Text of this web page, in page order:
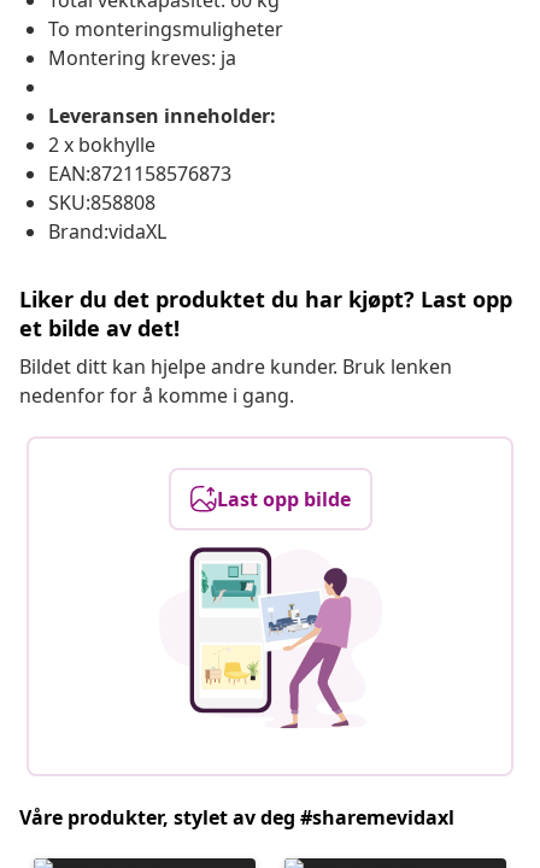
To monteringsmuligheter
Montering kreves: ja
Leveransen inneholder:
2 x bokhylle
EAN:8721158576873
SKU:858808
Brand:vidaXL
Liker du det produktet du har kjøpt? Last opp
et bilde av det!
Bildet ditt kan hjelpe andre kunder. Bruk lenken
nedenfor for å komme i gang.
Last opp bilde
Våre produkter, stylet av deg #sharemevidaxl